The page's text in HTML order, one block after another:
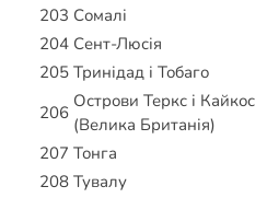
203 Сомалі
204 Сент-Люсія
205 Тринідад і Тобаго
206
Острови Теркс і Кайкос
(Велика Британія)
207 Тонга
208 Тувалу